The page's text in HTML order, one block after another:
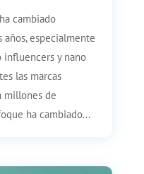
cambiado
especialmente
y nano
las marcas
millones de
ha cambiado...